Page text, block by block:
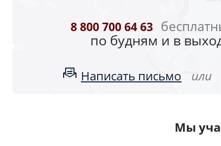
8 800 700 64 63
по будням и в
Написать письмо или
Мы